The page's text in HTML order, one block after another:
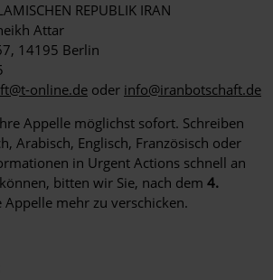
REPUBLIK IRAN
Attar
14195 Berlin
online.de oder info@iranbotschaft.de
Appelle möglichst sofort. Schreiben
Arabisch, Englisch, Französisch oder
in Urgent Actions schnell an
bitten wir Sie, nach dem 4.
Appelle mehr zu verschicken.